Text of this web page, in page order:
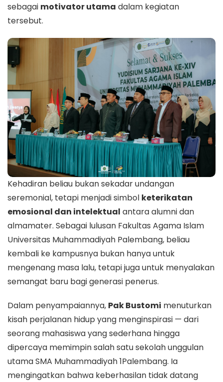
sebagai motivator utama dalam kegiatan
tersebut.
Kehadiran beliau bukan sekadar undangan
seremonial, tetapi menjadi simbol keterikatan
emosional dan intelektual antara alumni dan
almamater. Sebagai lulusan Fakultas Agama Islam
Universitas Muhammadiyah Palembang, beliau
kembali ke kampusnya bukan hanya untuk
mengenang masa lalu, tetapi juga untuk menyalakan
semangat baru bagi generasi penerus.
Dalam penyampaiannya, Pak Bustomi menuturkan
kisah perjalanan hidup yang menginspirasi — dari
seorang mahasiswa yang sederhana hingga
dipercaya memimpin salah satu sekolah unggulan
utama SMA Muhammadiyah 1Palembang. Ia
mengingatkan bahwa keberhasilan tidak datang